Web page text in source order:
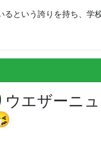
という誇りを持ち、学
ウエザーニュ